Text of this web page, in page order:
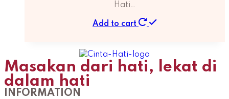
Hati…
Add to cart
Masakan dari hati, lekat di
dalam hati
INFORMATION